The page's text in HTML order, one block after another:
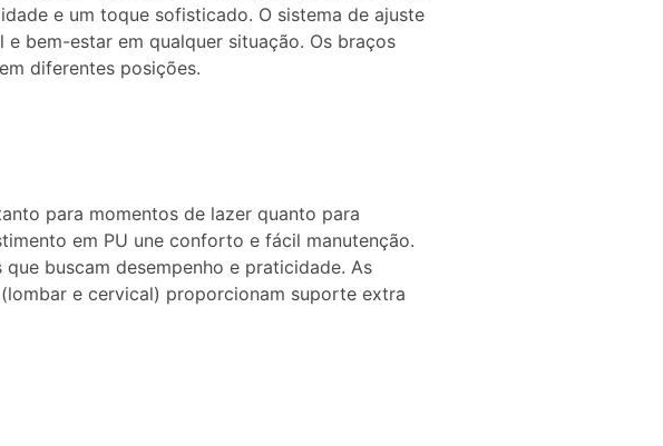
e um toque sofisticado. O sistema de ajuste
bem-estar em qualquer situação. Os braços
diferentes posições.
para momentos de lazer quanto para
em PU une conforto e fácil manutenção.
buscam desempenho e praticidade. As
e cervical) proporcionam suporte extra